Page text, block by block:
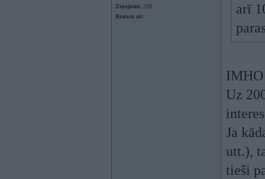
Ziņojumi: 239
Braucu ar:
arī
IMHO
Uz
Ja
utt.),
tieši